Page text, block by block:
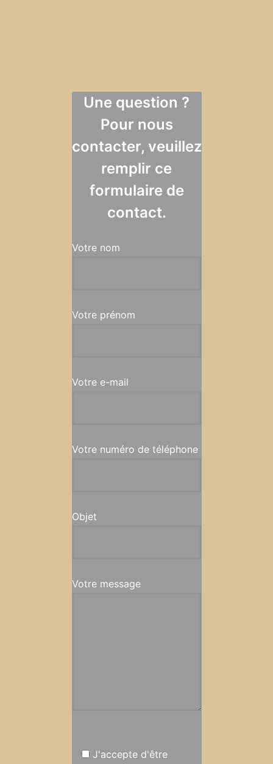
Une question ?
Pour nous
contacter, veuillez
remplir ce
formulaire de
contact.
Votre nom
Votre prénom
Votre e-mail
Votre numéro de téléphone
Objet
Votre message
J'accepte d'être